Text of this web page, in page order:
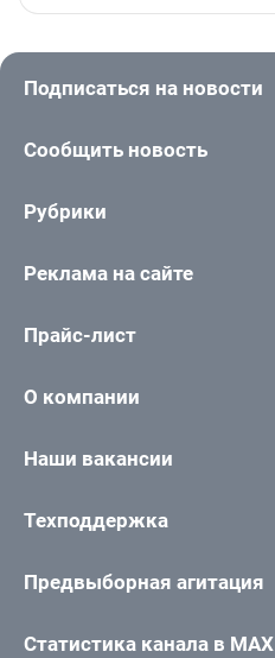
Подписаться на новости
Сообщить новость
Рубрики
Реклама на сайте
Прайс-лист
О компании
Наши вакансии
Техподдержка
Предвыборная агитация
Статистика канала в MAX